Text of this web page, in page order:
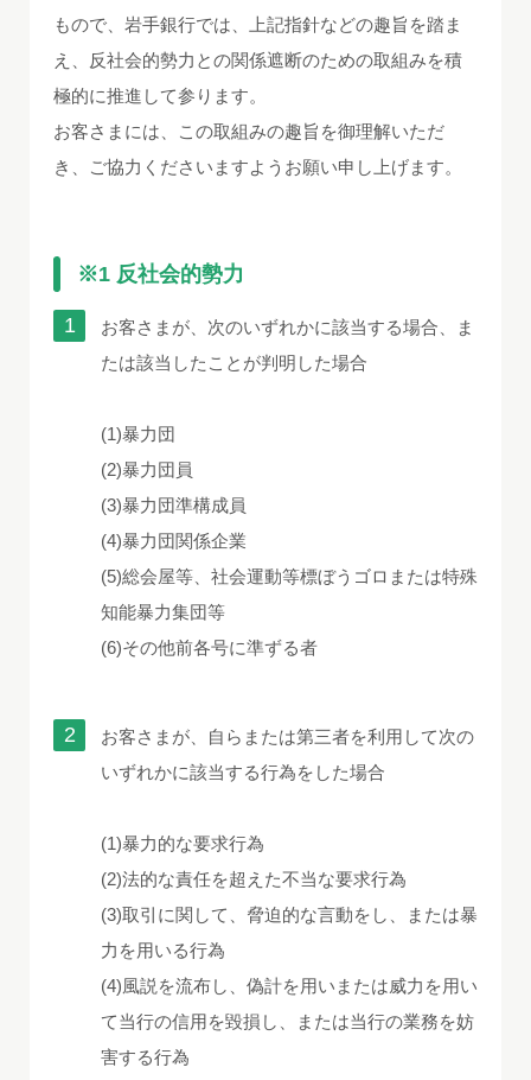
もので、岩手銀行では、上記指針などの趣旨を踏ま
え、反社会的勢力との関係遮断のための取組みを積
極的に推進して参ります。
お客さまには、この取組みの趣旨を御理解いただ
き、ご協力くださいますようお願い申し上げます。
※1 反社会的勢力
お客さまが、次のいずれかに該当する場合、ま
たは該当したことが判明した場合
(1)暴力団
(2)暴力団員
(3)暴力団準構成員
(4)暴力団関係企業
(5)総会屋等、社会運動等標ぼうゴロまたは特殊
知能暴力集団等
(6)その他前各号に準ずる者
お客さまが、自らまたは第三者を利用して次の
いずれかに該当する行為をした場合
(1)暴力的な要求行為
(2)法的な責任を超えた不当な要求行為
(3)取引に関して、脅迫的な言動をし、または暴
力を用いる行為
(4)風説を流布し、偽計を用いまたは威力を用い
て当行の信用を毀損し、または当行の業務を妨
害する行為